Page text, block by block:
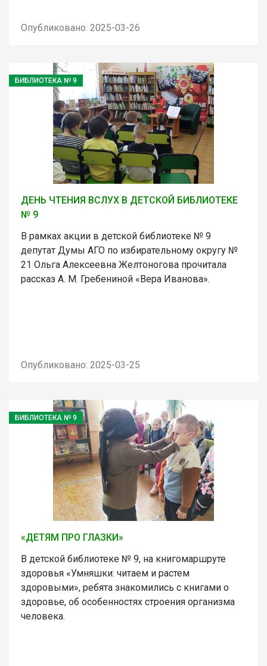
Опубликовано: 2025-03-26
БИБЛИОТЕКА № 9
ДЕНЬ ЧТЕНИЯ ВСЛУХ В ДЕТСКОЙ БИБЛИОТЕКЕ
№ 9
В рамках акции в детской библиотеке № 9
депутат Думы АГО по избирательному округу №
21 Ольга Алексеевна Желтоногова прочитала
рассказ А. М. Гребениной «Вера Иванова».
Опубликовано: 2025-03-25
БИБЛИОТЕКА № 9
«ДЕТЯМ ПРО ГЛАЗКИ»
В детской библиотеке № 9, на книгомаршруте
здоровья «Умняшки: читаем и растем
здоровыми», ребята знакомились с книгами о
здоровье, об особенностях строения организма
человека.